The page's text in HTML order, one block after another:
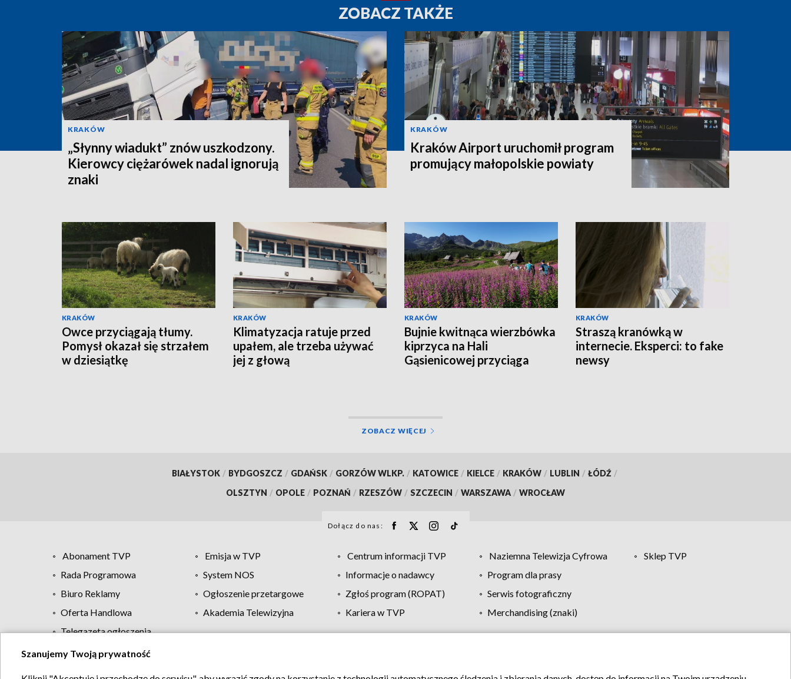
ZOBACZ TAKŻE
KRAKÓW
„Słynny wiadukt” znów uszkodzony.
Kierowcy ciężarówek nadal ignorują
znaki
KRAKÓW
Kraków Airport uruchomił program
promujący małopolskie powiaty
KRAKÓW
Owce przyciągają tłumy.
Pomysł okazał się strzałem
w dziesiątkę
KRAKÓW
Klimatyzacja ratuje przed
upałem, ale trzeba używać
jej z głową
KRAKÓW
Bujnie kwitnąca wierzbówka
kiprzyca na Hali
Gąsienicowej przyciąga
KRAKÓW
Straszą kranówką w
internecie. Eksperci: to fake
newsy
ZOBACZ WIĘCEJ
BIAŁYSTOK / BYDGOSZCZ / GDAŃSK / GORZÓW WLKP. / KATOWICE / KIELCE / KRAKÓW / LUBLIN / ŁÓDŹ /
OLSZTYN / OPOLE / POZNAŃ / RZESZÓW / SZCZECIN / WARSZAWA / WROCŁAW
Dołącz do nas:
Abonament TVP Emisja w TVP Centrum informacji TVP Naziemna Telewizja Cyfrowa
Sklep TVP
Rada Programowa
System NOS Informacje o nadawcy
Program dla prasy
Biuro Reklamy
Ogłoszenie przetargowe Zgłoś program (ROPAT)
Serwis fotograficzny
Oferta Handlowa
Akademia Telewizyjna Kariera w TVP
Merchandising (znaki)
Telegazeta ogłoszenia
Regulamin TVP Polityka prywatności Moje zgody Pomoc Biuro reklamy Kontakt
Szanujemy Twoją prywatność